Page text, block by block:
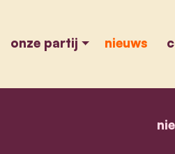
onze partij nieuws